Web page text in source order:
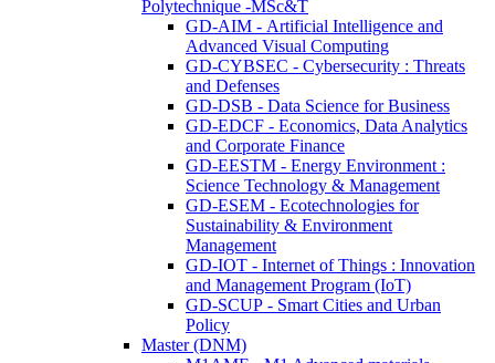
Polytechnique -MSc&T
GD-AIM - Artificial Intelligence and
Advanced Visual Computing
GD-CYBSEC - Cybersecurity : Threats
and Defenses
GD-DSB - Data Science for Business
GD-EDCF - Economics, Data Analytics
and Corporate Finance
GD-EESTM - Energy Environment :
Science Technology & Management
GD-ESEM - Ecotechnologies for
Sustainability & Environment
Management
GD-IOT - Internet of Things : Innovation
and Management Program (IoT)
GD-SCUP - Smart Cities and Urban
Policy
Master (DNM)